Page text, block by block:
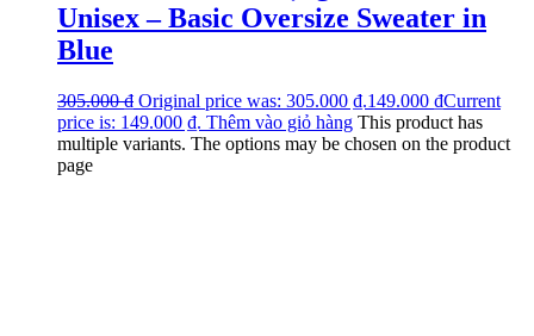
Unisex – Basic Oversize Sweater in
Blue
305.000₫ Original price was: 305.000 ₫.149.000 ₫Current
price is: 149.000 ₫. Thêm vào giỏ hàng This product has
multiple variants. The options may be chosen on the product
page